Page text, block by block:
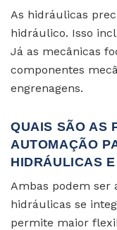
As hidráulicas
hidráulico. Isso
Já as mecânicas
componentes
engrenagens.
QUAIS SÃO AS
AUTOMAÇÃO
HIDRÁULICAS
Ambas podem ser
hidráulicas se
permite maior